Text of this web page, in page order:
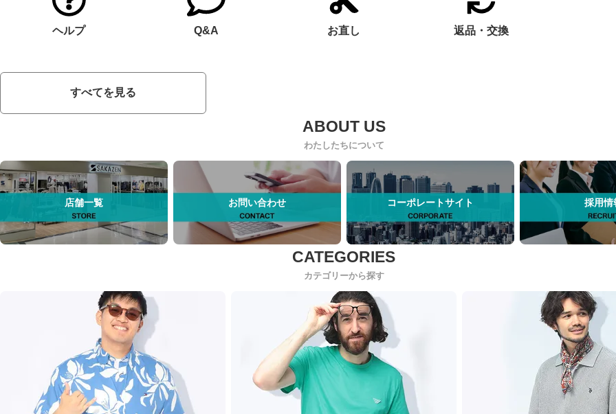
ヘルプ Q&A お直し 返品・交換
すべてを見る
わたしたちについて
店舗一覧 お問い合わせ コーポレートサイト 採用情
カテゴリーから探す